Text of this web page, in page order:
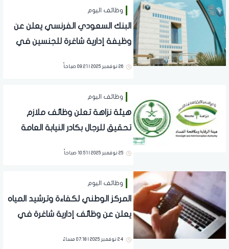
وظائف اليوم
البنك السعودي الفرنسي يعلن عن
وظيفة إدارية شاغرة للجنسين في
26 نوفمبر 2025 | 09:21 صباحاً
وظائف اليوم
هيئة نزاهة تعلن وظائف ملازم
تحقيق للرجال بكادر النيابة العامة
25 نوفمبر 2025 | 10:51 صباحاً
وظائف اليوم
المركز الوطني لكفاءة وترشيد المياه
يعلن عن وظائف إدارية شاغرة في
24 نوفمبر 2025 | 07:18 مساءً